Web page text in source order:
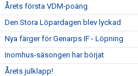
Årets första VDM-poäng
Den Stora Löpardagen blev lyckad
Nya färger för Genarps IF - Löpning
Inomhus-säsongen har börjat
Årets julklapp!